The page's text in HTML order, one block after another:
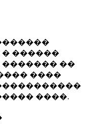
������
��
����
����.